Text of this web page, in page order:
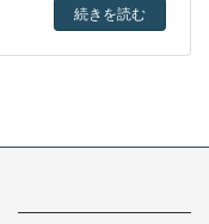
続きを読む